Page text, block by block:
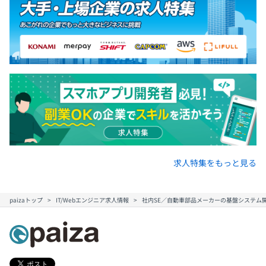
求人特集をもっと見る
paizaトップ IT/Webエンジニア求人情報 社内SE／自動車部品メーカーの基盤システ